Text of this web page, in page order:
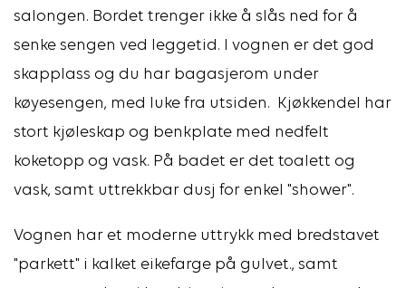
salongen. Bordet trenger ikke å slås ned for å
senke sengen ved leggetid. I vognen er det god
skapplass og du har bagasjerom under
køyesengen, med luke fra utsiden. Kjøkkendel har
stort kjøleskap og benkplate med nedfelt
koketopp og vask. På badet er det toalett og
vask, samt uttrekkbar dusj for enkel "shower".
Vognen har et moderne uttrykk med bredstavet
"parkett" i kalket eikefarge på gulvet., samt